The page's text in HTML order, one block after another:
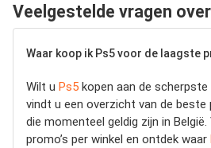
Veelgestelde vragen
Waar koop ik Ps5 voor de laagste
Wilt u Ps5 kopen aan de scherpste
vindt u een overzicht van de
die momenteel geldig zijn in
promo’s per winkel en ontdek waar